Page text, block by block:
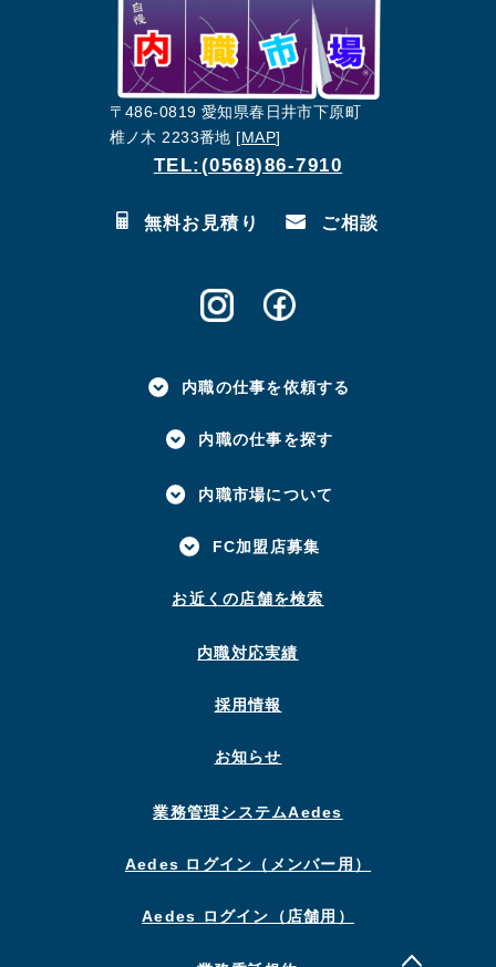
〒486-0819 愛知県春日井市下原町
椎ノ木 2233番地 [MAP]
TEL:(0568)86-7910
無料お見積り ご相談
内職の仕事を依頼する
内職の仕事を探す
内職市場について
FC加盟店募集
お近くの店舗を検索
内職対応実績
採用情報
お知らせ
業務管理システムAedes
Aedes ログイン（メンバー用）
Aedes ログイン（店舗用）